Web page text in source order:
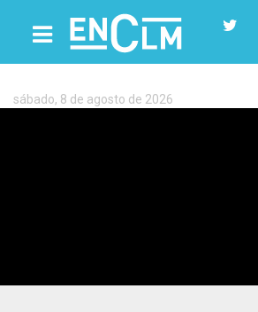
Etiqueta:
Valencia
Mestalla
Presiona Intro para buscar o ESC
sábado, 8 de agosto de 2026